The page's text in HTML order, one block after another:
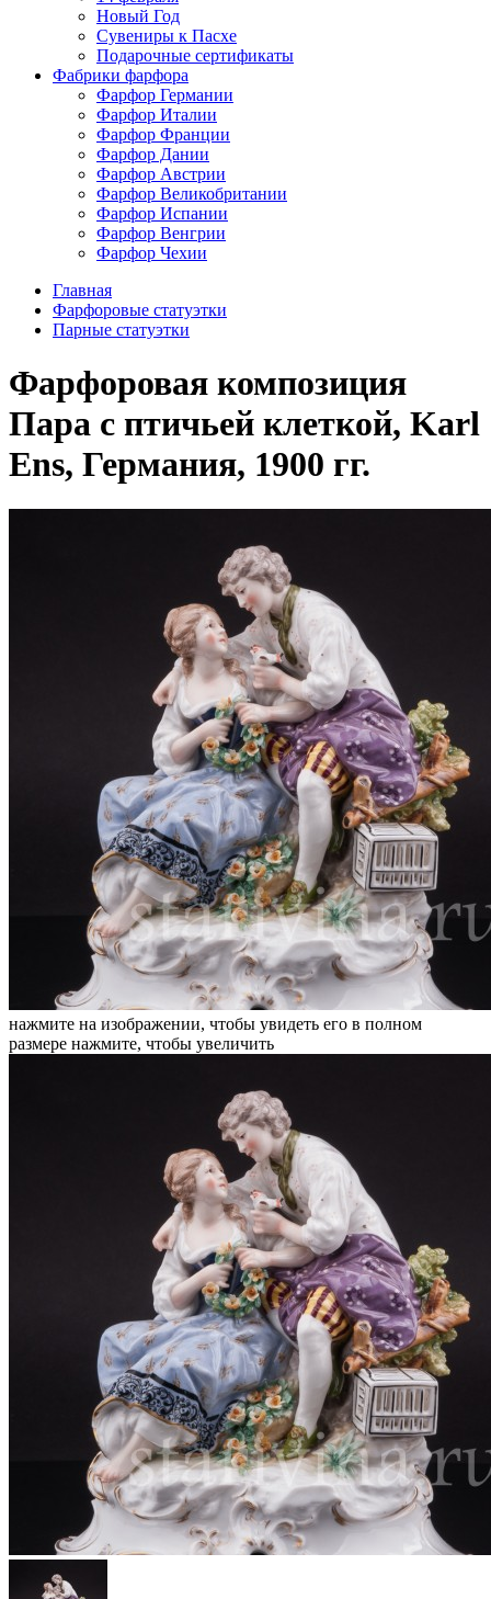
Новый Год
Сувениры к Пасхе
Подарочные сертификаты
Фабрики фарфора
Фарфор Германии
Фарфор Италии
Фарфор Франции
Фарфор Дании
Фарфор Австрии
Фарфор Великобритании
Фарфор Испании
Фарфор Венгрии
Фарфор Чехии
Главная
Фарфоровые статуэтки
Парные статуэтки
Фарфоровая композиция
Пара с птичьей клеткой, Karl
Ens, Германия, 1900 гг.
нажмите на изображении, чтобы увидеть его в полном
размере нажмите, чтобы увеличить